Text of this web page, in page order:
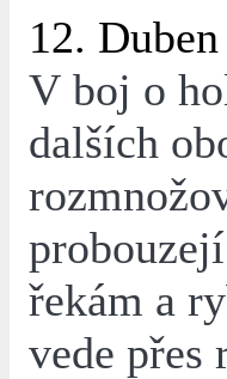
12.
V boj o
dalších
řekám a
vede přes